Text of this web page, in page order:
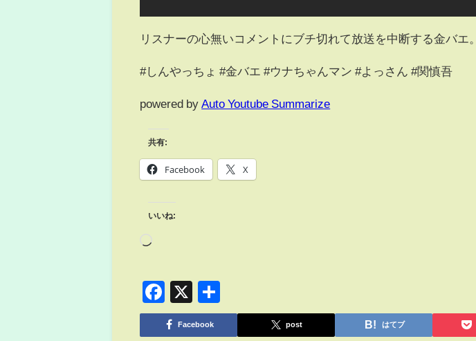
リスナーの心無いコメントにブチ切れて放送を中断する金バエ。
#しんやっちょ #金バエ #ウナちゃんマン #よっさん #関慎吾
powered by Auto Youtube Summarize
共有:
Facebook X
いいね:
Facebook
X
有
Facebook post はてブ